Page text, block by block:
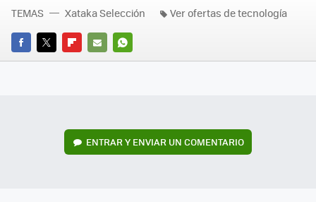
FACEBOOK
TWITTERFLIPBOARD
E-
WHATSAPP
TEMAS Xataka Selección Ver ofertas de tecnología
ENTRAR Y ENVIAR UN COMENTARIO